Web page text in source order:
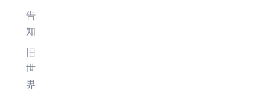
告
知
旧
世
界